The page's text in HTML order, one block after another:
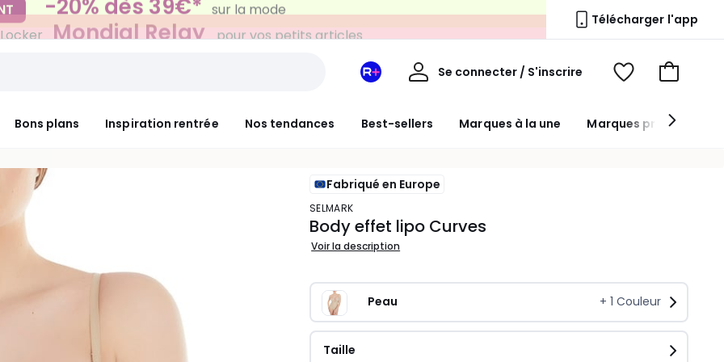
Mondial Relay pour vos petits articles Télécharger l'app
Bons plans Inspiration rentrée Nos tendances Best-sellers Marques à la une Marques premium
Mon
Redoute
Se connecter / S'inscrire
Mon
Voir
Voir
panier
Fabriqué en Europe
SELMARK
Body effet lipo Curves
Voir la description
Peau + 1 Couleur
Taille